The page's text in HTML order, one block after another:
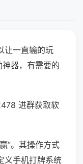
让一直输的玩
神器，有需要的
进群获取软
”。其操作方式
义手机打牌系统